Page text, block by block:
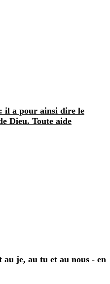
il a pour ainsi dire le
Dieu. Toute aide
je, au tu et au nous ‑ en